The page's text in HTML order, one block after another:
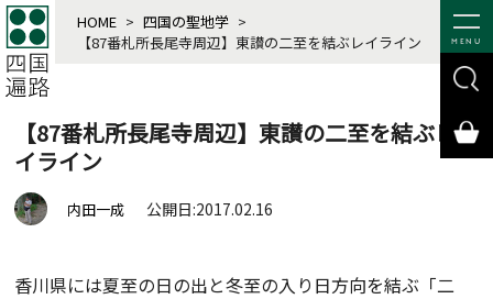
MENU
HOME > 四国の聖地学 >
【87番札所長尾寺周辺】東讃の二至を結ぶレイライン
【87番札所長尾寺周辺】東讃の二至を結ぶレ
イライン
内田一成 公開日:2017.02.16
香川県には夏至の日の出と冬至の入り日方向を結ぶ「二